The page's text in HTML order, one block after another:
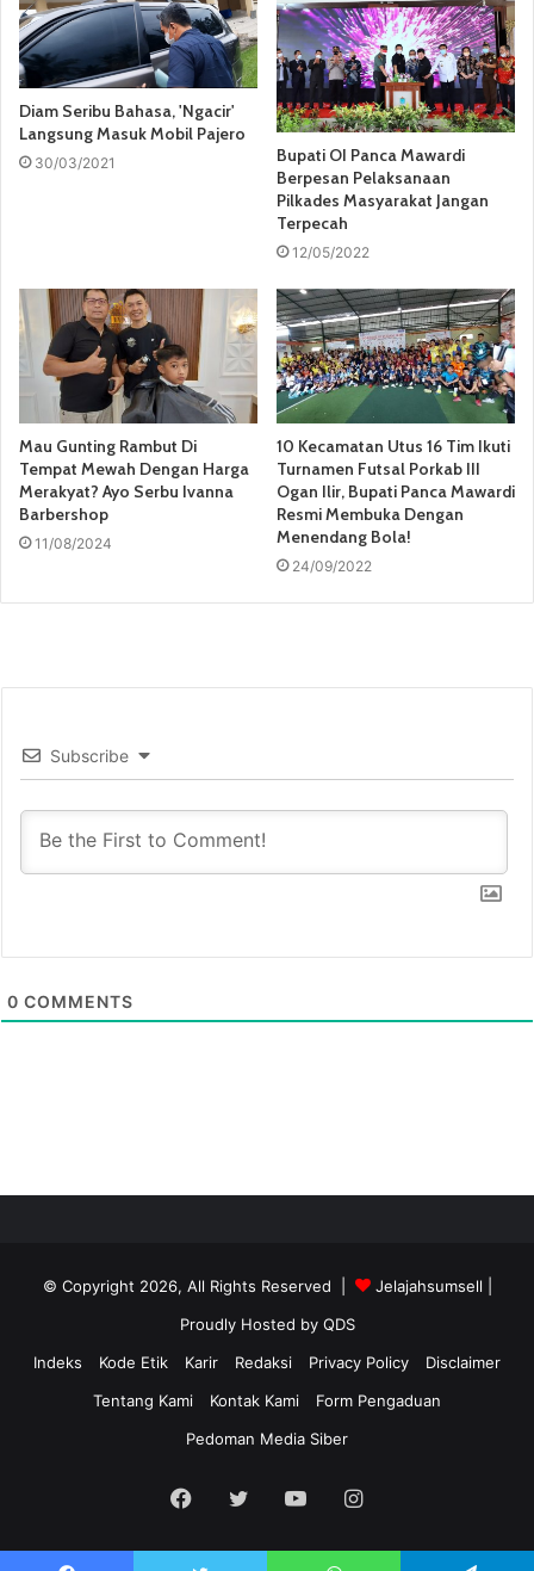
Diam Seribu Bahasa, 'Ngacir'
Langsung Masuk Mobil Pajero
30/03/2021
Bupati OI Panca Mawardi
Berpesan Pelaksanaan
Pilkades Masyarakat Jangan
Terpecah
12/05/2022
Mau Gunting Rambut Di
Tempat Mewah Dengan Harga
Merakyat? Ayo Serbu Ivanna
Barbershop
11/08/2024
10 Kecamatan Utus 16 Tim Ikuti
Turnamen Futsal Porkab III
Ogan Ilir, Bupati Panca Mawardi
Resmi Membuka Dengan
Menendang Bola!
24/09/2022
Subscribe
0 COMMENTS
© Copyright 2026, All Rights Reserved | Jelajahsumsell
Proudly Hosted by QDS
Indeks
Kode Etik Karir Redaksi Privacy Policy
Disclaimer
Tentang Kami
Kontak Kami
Form Pengaduan
Pedoman Media Siber
Facebook
Twitter YouTubeInstagram